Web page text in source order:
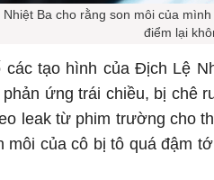
Ba cho rằng son môi của
điểm lại
các tạo hình của Địch Lệ
phản ứng trái chiều, bị chê
leak từ phim trường cho
môi của cô bị tô quá đậm